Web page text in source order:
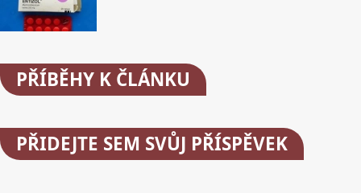
PŘÍBĚHY K ČLÁNKU
PŘIDEJTE SEM SVŮJ PŘÍSPĚVEK